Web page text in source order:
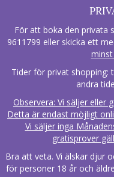
För att boka den privata
9611799 eller skicka ett
Tider för privat shopping:
andra
Observera: Vi säljer eller
Detta är endast möjligt
Vi säljer inga
gratisprover
Bra att veta. Vi älskar djur
för personer 18 år och